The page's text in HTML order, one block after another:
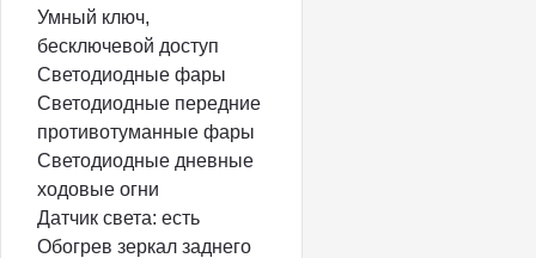
Умный ключ,
бесключевой доступ
Светодиодные фары
Светодиодные передние
противотуманные фары
Светодиодные дневные
ходовые огни
Датчик света: есть
Обогрев зеркал заднего